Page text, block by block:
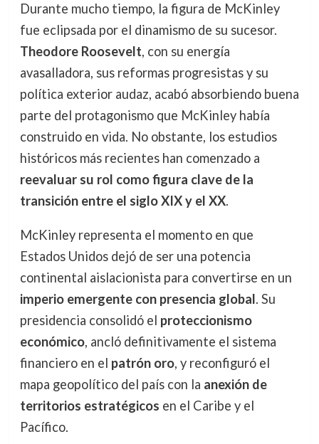
Durante mucho tiempo, la figura de McKinley
fue eclipsada por el dinamismo de su sucesor.
Theodore Roosevelt, con su energía
avasalladora, sus reformas progresistas y su
política exterior audaz, acabó absorbiendo buena
parte del protagonismo que McKinley había
construido en vida. No obstante, los estudios
históricos más recientes han comenzado a
reevaluar su rol como figura clave de la
transición entre el siglo XIX y el XX.
McKinley representa el momento en que
Estados Unidos dejó de ser una potencia
continental aislacionista para convertirse en un
imperio emergente con presencia global. Su
presidencia consolidó el proteccionismo
económico, ancló definitivamente el sistema
financiero en el patrón oro, y reconfiguró el
mapa geopolítico del país con la anexión de
territorios estratégicos en el Caribe y el
Pacífico.